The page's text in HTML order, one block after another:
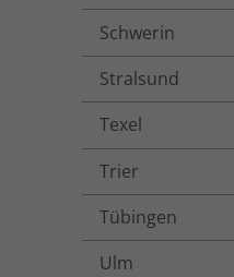
Schwerin
Stralsund
Texel
Trier
Tübingen
Ulm